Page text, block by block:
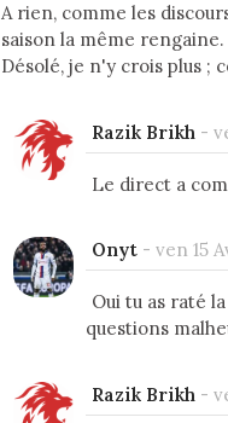
A rien, comme les
saison la même rengaine.
Désolé, je n'y crois plus ;
Razik Brikh -
Le direct a
Onyt - ven 15
Oui tu as raté
questions
Razik Brikh -